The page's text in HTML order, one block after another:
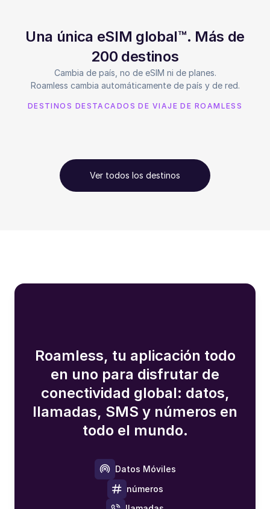
Una única eSIM global™. Más de
200 destinos
Cambia de país, no de eSIM ni de planes.
Roamless cambia automáticamente de país y de red.
DESTINOS DESTACADOS DE VIAJE DE ROAMLESS
Ver todos los destinos
Roamless, tu aplicación todo
en uno para disfrutar de
conectividad global: datos,
llamadas, SMS y números en
todo el mundo.
Datos Móviles
números